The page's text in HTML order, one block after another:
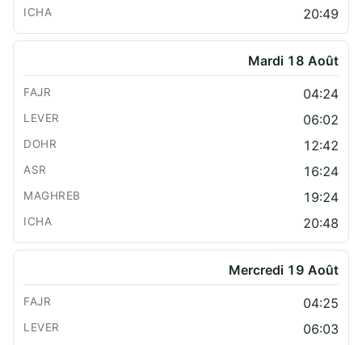
20:49
Mardi 18 Août
04:24
06:02
12:42
16:24
19:24
20:48
Mercredi 19 Août
04:25
06:03